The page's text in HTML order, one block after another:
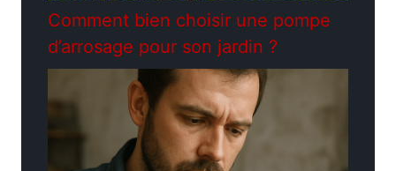
Comment bien choisir une pompe
d’arrosage pour son jardin ?